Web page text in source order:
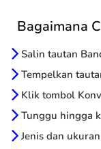
Bagaimana
Salin tautan
Tempelkan
Klik tombol
Tunggu hingga
Jenis dan